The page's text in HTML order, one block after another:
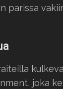
parissa
joka